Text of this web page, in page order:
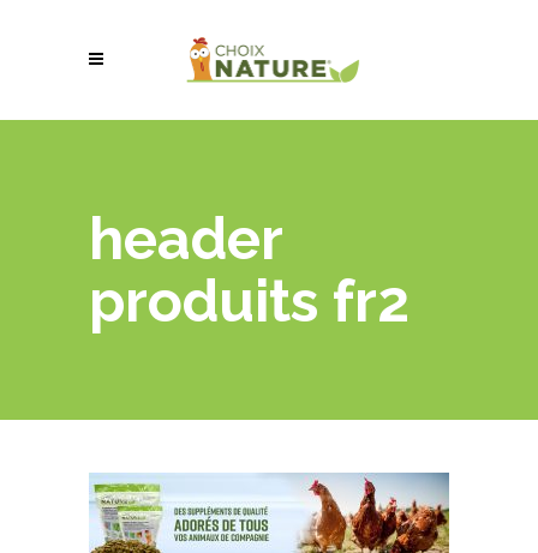
header
produits fr2